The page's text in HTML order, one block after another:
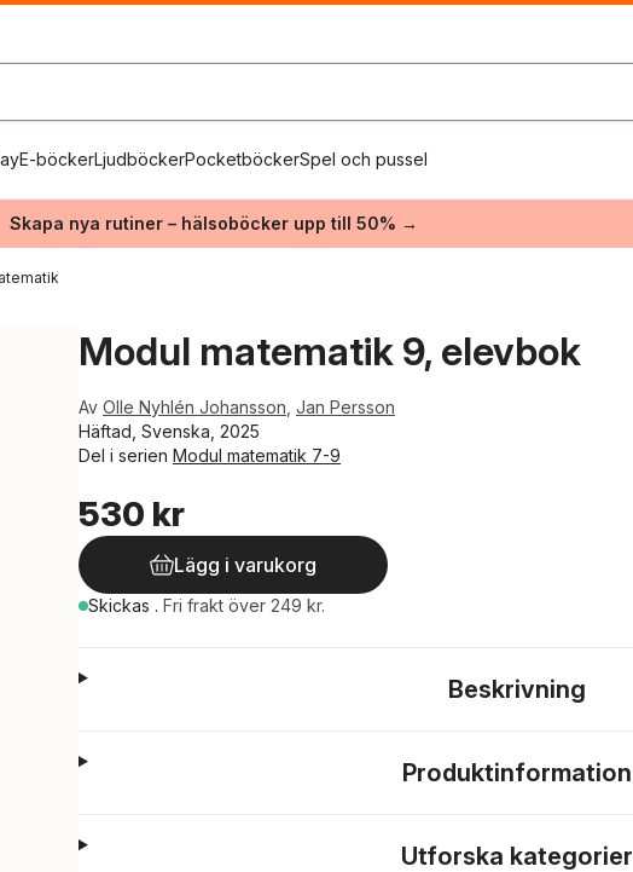
E-böckerLjudböckerPocketböckerSpel och pussel
Skapa nya rutiner – hälsoböcker upp till 50% →
Modul matematik 9, elevbok
Av Olle Nyhlén Johansson Jan Persson
Häftad, Svenska, 2025
Del i serien Modul matematik 7-9
530 kr
Lägg i varukorg
Skickas . Fri frakt över 249 kr.
Beskrivning
Produktinformation
Utforska kategorier